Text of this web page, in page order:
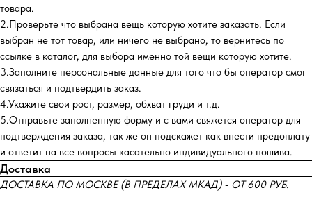
товара.
2.Проверьте что выбрана вещь которую хотите заказать. Если
выбран не тот товар, или ничего не выбрано, то вернитесь по
ссылке в каталог, для выбора именно той вещи которую хотите.
3.Заполните персональные данные для того что бы оператор смог
связаться и подтвердить заказ.
4.Укажите свои рост, размер, обхват груди и т.д.
5.Отправьте заполненную форму и с вами свяжется оператор для
подтверждения заказа, так же он подскажет как внести предоплату
и ответит на все вопросы касательно индивидуального пошива.
Доставка
ДОСТАВКА ПО МОСКВЕ (В ПРЕДЕЛАХ МКАД) - ОТ 600 РУБ.